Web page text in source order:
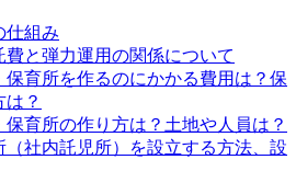
仕組み
費と弾力運用の関係について
保育所を作るのにかかる費用は？保
？
保育所の作り方は？土地や人員は？
（社内託児所）を設立する方法、設